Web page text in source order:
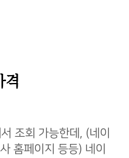
조회 가능한데, (네이
홈페이지 등등) 네이